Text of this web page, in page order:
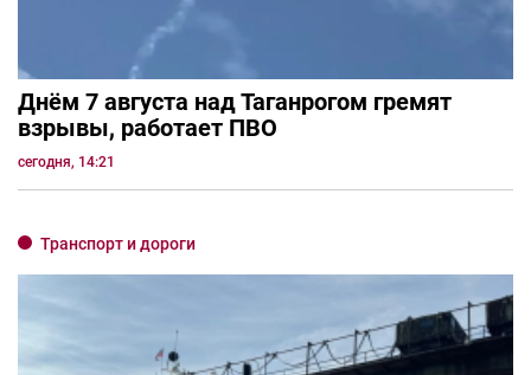
Днём 7 августа над Таганрогом гремят
взрывы, работает ПВО
сегодня, 14:21
Транспорт и дороги